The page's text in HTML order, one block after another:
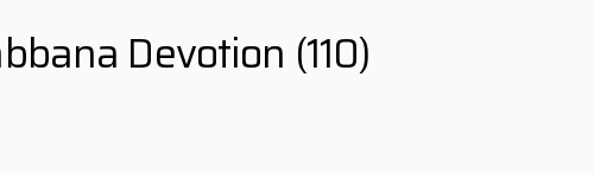
Devotion (110)